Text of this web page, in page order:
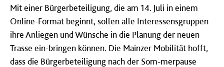
Mit einer Bürgerbeteiligung, die am 14. Juli in einem
Online-Format beginnt, sollen alle Interessensgruppen
ihre Anliegen und Wünsche in die Planung der neuen
Trasse ein-bringen können. Die Mainzer Mobilität hofft,
dass die Bürgerbeteiligung nach der Som-merpause